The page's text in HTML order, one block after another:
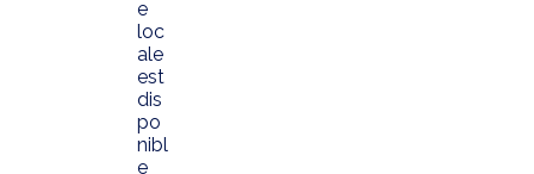
e
loc
ale
est
dis
po
nibl
e